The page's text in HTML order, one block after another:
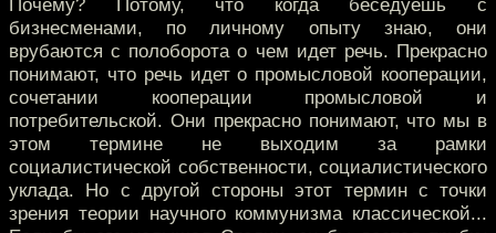
Почему? Потому, что когда беседуешь с
бизнесменами, по личному опыту знаю, они
врубаются с полоборота о чем идет речь. Прекрасно
понимают, что речь идет о промысловой кооперации,
сочетании кооперации промысловой и
потребительской. Они прекрасно понимают, что мы в
этом термине не выходим за рамки
социалистической собственности, социалистического
уклада. Но с другой стороны этот термин с точки
зрения теории научного коммунизма классической...